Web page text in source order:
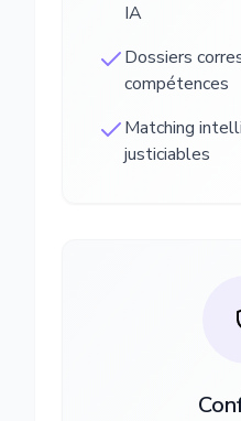
IA
Dossiers
compétences
Matching
justiciables